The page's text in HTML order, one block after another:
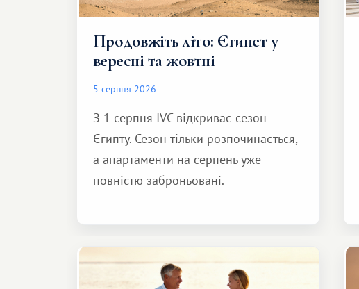
Продовжіть літо: Єгипет у
вересні та жовтні
5 серпня 2026
З 1 серпня IVC відкриває сезон
Єгипту. Сезон тільки розпочинається,
а апартаменти на серпень уже
повністю заброньовані.